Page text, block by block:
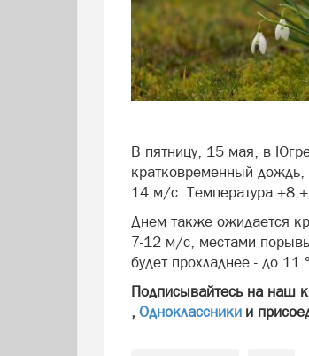
В пятницу, 15 мая, в
кратковременный
14 м/с. Температура
Днем также ожидается
7-12 м/с, местами
будет прохладнее - до
Подписывайтесь на наш
, Одноклассники и